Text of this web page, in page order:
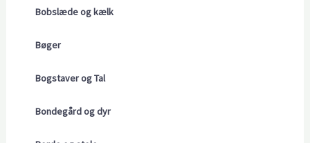
Bobslæde og kælk
Bøger
Bogstaver og Tal
Bondegård og dyr